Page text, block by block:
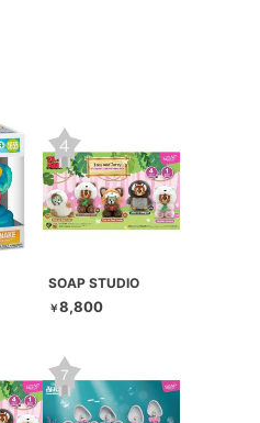
SOAP STUDIO
￥8,800